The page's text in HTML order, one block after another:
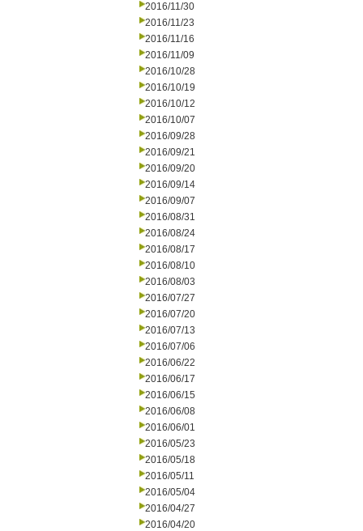
2016/11/30
2016/11/23
2016/11/16
2016/11/09
2016/10/28
2016/10/19
2016/10/12
2016/10/07
2016/09/28
2016/09/21
2016/09/20
2016/09/14
2016/09/07
2016/08/31
2016/08/24
2016/08/17
2016/08/10
2016/08/03
2016/07/27
2016/07/20
2016/07/13
2016/07/06
2016/06/22
2016/06/17
2016/06/15
2016/06/08
2016/06/01
2016/05/23
2016/05/18
2016/05/11
2016/05/04
2016/04/27
2016/04/20